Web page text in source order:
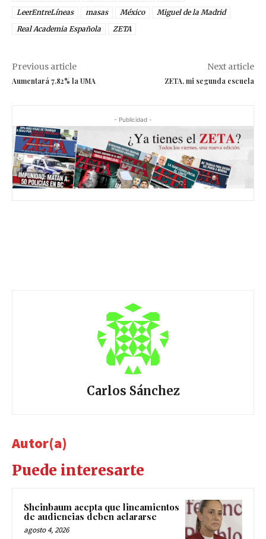
LeerEntreLíneas
masas México
Miguel de la Madrid
Real Academia Española
ZETA
Previous article
Aumentará 7.82% la UMA
Next article
ZETA, mi segunda escuela
- Publicidad -
Carlos Sánchez
Autor(a)
Puede interesarte
Sheinbaum acepta que lineamientos
de audiencias deben aclararse
agosto 4, 2026